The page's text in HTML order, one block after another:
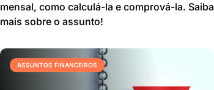
mensal, como calculá-la e comprová-la. Saiba
mais sobre o assunto!
ASSUNTOS FINANCEIROS